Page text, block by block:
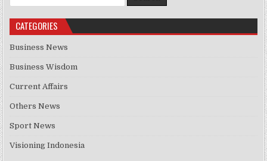
CATEGORIES
Business News
Business Wisdom
Current Affairs
Others News
Sport News
Visioning Indonesia